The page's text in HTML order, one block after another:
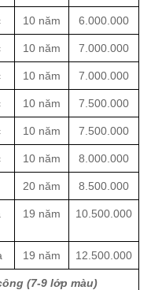
10 năm 6.000.000
10 năm 7.000.000
10 năm 7.000.000
10 năm 7.500.000
10 năm 7.500.000
10 năm 8.000.000
20 năm 8.500.000
19 năm 10.500.000
19 năm 12.500.000
(7-9 lớp màu)